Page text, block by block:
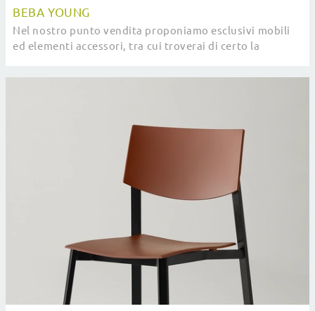
BEBA YOUNG
Nel nostro punto vendita proponiamo esclusivi mobili
ed elementi accessori, tra cui troverai di certo la